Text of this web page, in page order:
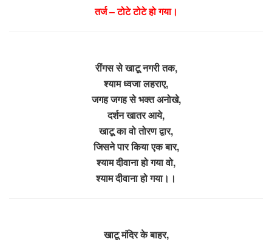
तर्ज – टोटे टोटे हो गया।
रींगस से खाटू नगरी तक,
श्याम ध्वजा लहराए,
जगह जगह से भक्त अनोखे,
दर्शन खातर आये,
खाटू का वो तोरण द्वार,
जिसने पार किया एक बार,
श्याम दीवाना हो गया वो,
श्याम दीवाना हो गया।।
खाटू मंदिर के बाहर,